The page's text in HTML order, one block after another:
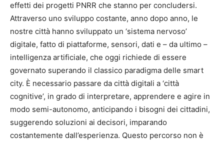
effetti dei progetti PNRR che stanno per concludersi.
Attraverso uno sviluppo costante, anno dopo anno, le
nostre città hanno sviluppato un ‘sistema nervoso’
digitale, fatto di piattaforme, sensori, dati e – da ultimo –
intelligenza artificiale, che oggi richiede di essere
governato superando il classico paradigma delle smart
city. È necessario passare da città digitali a ‘città
cognitive’, in grado di interpretare, apprendere e agire in
modo semi-autonomo, anticipando i bisogni dei cittadini,
suggerendo soluzioni ai decisori, imparando
costantemente dall’esperienza. Questo percorso non è